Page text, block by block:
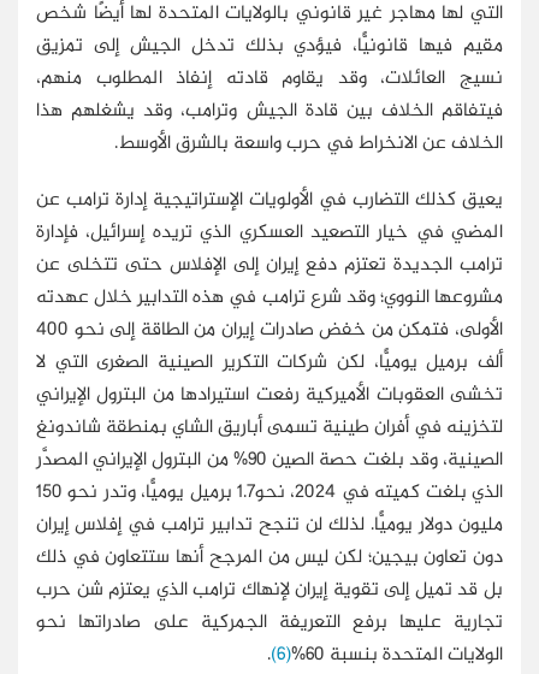
التي لها مهاجر غير قانوني بالولايات المتحدة لها أيضًا شخص
مقيم فيها قانونيًّا، فيؤدي بذلك تدخل الجيش إلى تمزيق
نسيج العائلات، وقد يقاوم قادته إنفاذ المطلوب منهم،
فيتفاقم الخلاف بين قادة الجيش وترامب، وقد يشغلهم هذا
الخلاف عن الانخراط في حرب واسعة بالشرق الأوسط.
يعيق كذلك التضارب في الأولويات الإستراتيجية إدارة ترامب عن
المضي في خيار التصعيد العسكري الذي تريده إسرائيل، فإدارة
ترامب الجديدة تعتزم دفع إيران إلى الإفلاس حتى تتخلى عن
مشروعها النووي؛ وقد شرع ترامب في هذه التدابير خلال عهدته
الأولى، فتمكن من خفض صادرات إيران من الطاقة إلى نحو 400
ألف برميل يوميًّا، لكن شركات التكرير الصينية الصغرى التي لا
تخشى العقوبات الأميركية رفعت استيرادها من البترول الإيراني
لتخزينه في أفران طينية تسمى أباريق الشاي بمنطقة شاندونغ
الصينية، وقد بلغت حصة الصين 90% من البترول الإيراني المصدَّر
الذي بلغت كميته في 2024، نحو1.7 برميل يوميًّا، وتدر نحو 150
مليون دولار يوميًّا. لذلك لن تنجح تدابير ترامب في إفلاس إيران
دون تعاون بيجين؛ لكن ليس من المرجح أنها ستتعاون في ذلك
بل قد تميل إلى تقوية إيران لإنهاك ترامب الذي يعتزم شن حرب
تجارية عليها برفع التعريفة الجمركية على صادراتها نحو
الولايات المتحدة بنسبة 60%
(6)
.